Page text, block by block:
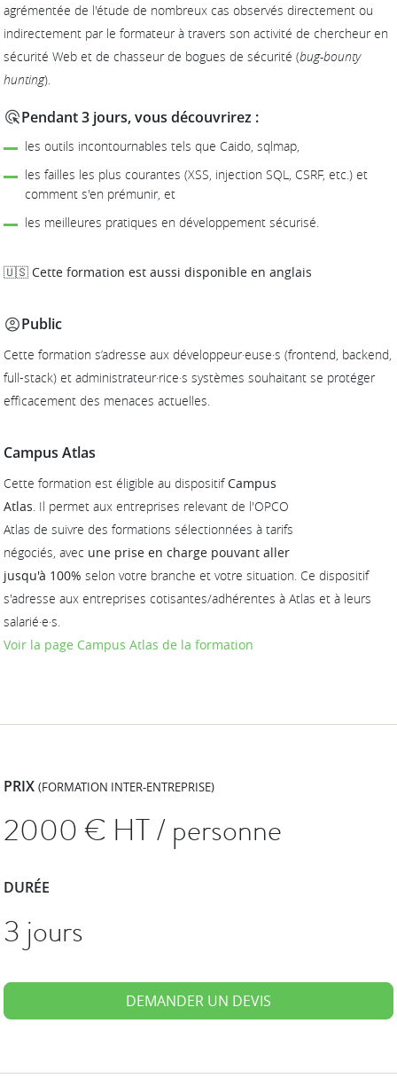
agrémentée de l'étude de nombreux cas observés directement ou
indirectement par le formateur à travers son activité de chercheur en
sécurité Web et de chasseur de bogues de sécurité (bug-bounty
hunting).
Pendant 3 jours, vous découvrirez :
les outils incontournables tels que Caido, sqlmap,
les failles les plus courantes (XSS, injection SQL, CSRF, etc.) et
comment s'en prémunir, et
les meilleures pratiques en développement sécurisé.
🇺🇸 Cette formation est aussi disponible en anglais
Public
Cette formation s’adresse aux développeur·euse·s (frontend, backend,
full-stack) et administrateur·rice·s systèmes souhaitant se protéger
efficacement des menaces actuelles.
Campus Atlas
Cette formation est éligible au dispositifCampus
Atlas. Il permet aux entreprises relevant de l'OPCO
Atlas de suivre des formations sélectionnées à tarifs
négociés, avec une prise en charge pouvant aller
jusqu'à 100% selon votre branche et votre situation. Ce dispositif
s'adresse aux entreprises cotisantes/adhérentes à Atlas et à leurs
salarié·e·s.
Voir la page Campus Atlas de la formation
PRIX(FORMATION INTER-ENTREPRISE)
2000€ HT / personne
DURÉE
3 jours
DEMANDER UN DEVIS